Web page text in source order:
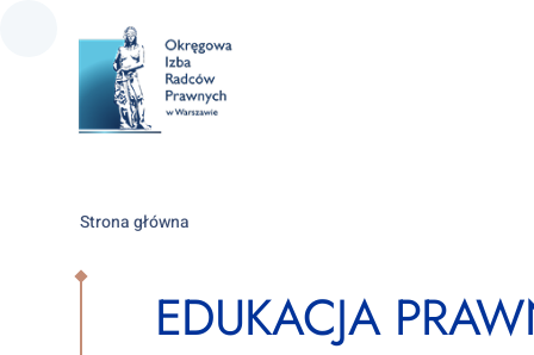
Strona główna
EDUKACJA